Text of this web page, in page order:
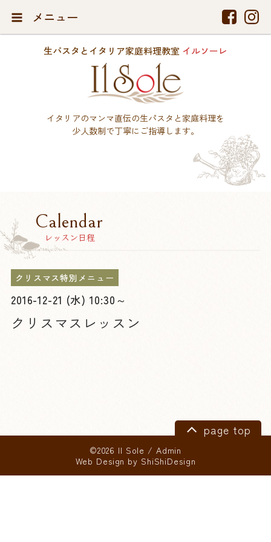
メニュー
生パスタとイタリア家庭料理教室 イルソーレ
イタリアのマンマ直伝の生パスタと家庭料理を
少人数制で丁寧にご指導します。
Calendar
レッスン日程
クリスマス特別メニュー
2016-12-21 (水) 10:30～
クリスマスレッスン
page top
©2026 Il Sole / Admin
Web Design by ShiShiDesign